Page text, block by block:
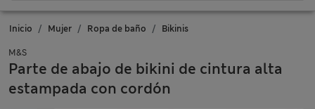
Inicio Mujer Ropa de baño Bikinis
M&S
Parte de abajo de bikini de cintura alta
estampada con cordón